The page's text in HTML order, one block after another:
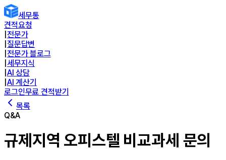
세무통
견적요청
전문가
질문답변
전문가 블로그
세무지식
AI 상담
AI 계산기
로그인무료 견적받기
목록
Q&A
규제지역 오피스텔 비교과세 문의